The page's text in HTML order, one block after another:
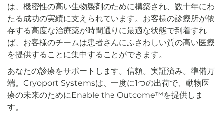
は、機密性の高い生物製剤のために構築され、数十年にわ
たる成功の実績に支えられています。お客様の診療所が依
存する高度な治療薬が時間通りに最適な状態で到着すれ
ば、お客様のチームは患者さんにふさわしい質の高い医療
を提供することに集中することができます。
あなたの診療をサポートします。信頼。実証済み。準備万
端。Cryoport Systemsは、一度に1つの出荷で、動物医
療の未来のためにEnable the Outcome™を提供しま
す。